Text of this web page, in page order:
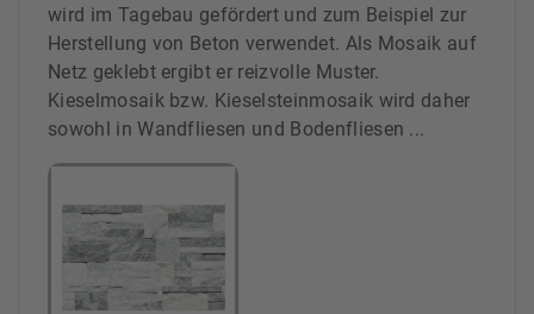
wird im Tagebau gefördert und zum Beispiel zur
Herstellung von Beton verwendet. Als Mosaik auf
Netz geklebt ergibt er reizvolle Muster.
Kieselmosaik bzw. Kieselsteinmosaik wird daher
sowohl in Wandfliesen und Bodenfliesen ...